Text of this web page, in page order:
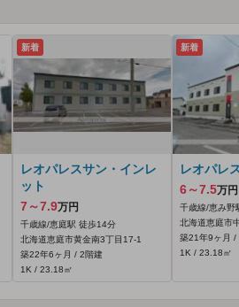
新着
レオパレスサン・インレ
ット
7～7.9万円
千歳線/恵庭駅 徒歩14分
北海道恵庭市黄金南3丁目17-1
築22年6ヶ月 / 2階建
1K / 23.18㎡
新着
レオパレ
6～7.5万円
千歳線/恵み野
北海道恵庭市
築21年9ヶ月 /
1K / 23.18㎡